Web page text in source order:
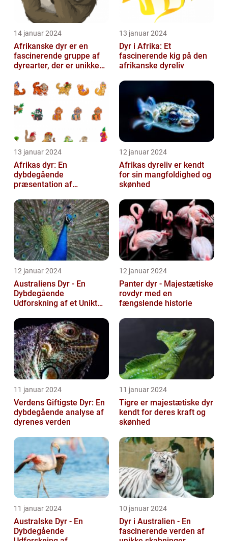
14 januar 2024
Afrikanske dyr er en
fascinerende gruppe af
dyrearter, der er unikke
kontinent
13 januar 2024
Dyr i Afrika: Et
fascinerende kig på den
afrikanske dyreliv
13 januar 2024
Afrikas dyr: En
dybdegående
præsentation af
dyreliv
12 januar 2024
Afrikas dyreliv er kendt
for sin mangfoldighed og
skønhed
12 januar 2024
Australiens Dyr - En
Dybdegående
Udforskning af et Unikt
12 januar 2024
Panter dyr - Majestætiske
rovdyr med en
fængslende historie
11 januar 2024
Verdens Giftigste Dyr: En
dybdegående analyse af
dyrenes verden
11 januar 2024
Tigre er majestætiske dyr
kendt for deres kraft og
skønhed
11 januar 2024
Australske Dyr - En
Dybdegående
10 januar 2024
Dyr i Australien - En
fascinerende verden af